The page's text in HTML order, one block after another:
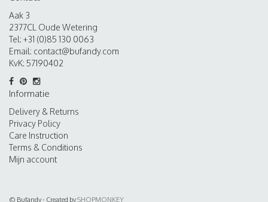
Aak 3
2377CL Oude Wetering
Tel: +31 (0)85 130 0063
Email: contact@bufandy.com
KvK: 57190402
Informatie
Delivery & Returns
Privacy Policy
Care Instruction
Terms & Conditions
Mijn account
© Bufandy - Created bySHOPMONKEY